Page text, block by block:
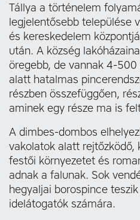
Tállya a történelem
legjelentősebb települése
és kereskedelem
után. A község
öregebb, de vannak 4-
alatt hatalmas
részben összefüggően,
aminek egy része ma is
A dimbes-dombos
vakolatok alatt rejtőzködő,
festői környezetet és
adnak a falunak. Sok
hegyaljai borospince
idelátogatók számára.